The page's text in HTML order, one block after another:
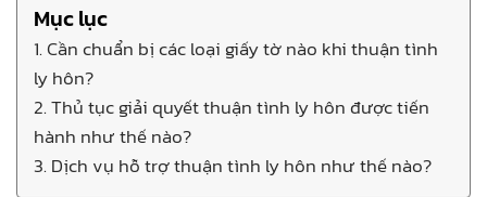
Mục lục
1. Cần chuẩn bị các loại giấy tờ nào khi thuận tình
ly hôn?
2. Thủ tục giải quyết thuận tình ly hôn được tiến
hành như thế nào?
3. Dịch vụ hỗ trợ thuận tình ly hôn như thế nào?